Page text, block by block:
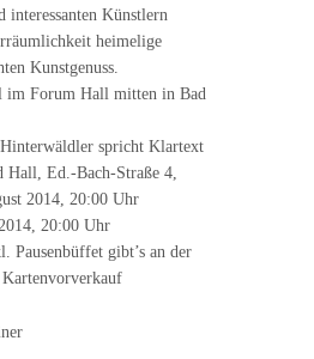
interessanten Künstlern
heimelige
Kunstgenuss.
im Forum Hall mitten in Bad
spricht Klartext
Ed.-Bach-Straße 4,
2014, 20:00 Uhr
20:00 Uhr
Pausenbüffet gibt’s an der